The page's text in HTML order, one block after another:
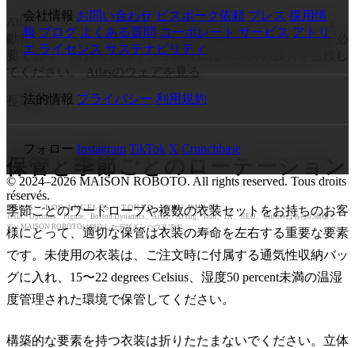
Atlasは、ジャンプや急激な方向転換を含むダイナミックな
動作を行います。衣装には補強された取り付けポイントが必
要であり、高負荷のセッション後には留め具の疲労を点検し
てください。
Atlasのウェアを見る
長期保存
保管と季節ごとのローテーション
季節ごとのワードローブや複数の衣装セットをお持ちのお客
様にとって、適切な保管は衣装の寿命を左右する重要な要素
です。未使用の衣装は、ご注文時に付属する通気性収納バッ
グに入れ、15〜22 degrees Celsius、湿度50 percent未満の温湿
度管理された環境で保管してください。
構築的な要素を持つ衣装は折りたたまないでください。立体
会社情報 お問い合わせ ビスポーク依頼 プレス 採用情
報 ブログ よくある質問 コーポレート サービス アトリ
エ ライセンス サステナビリティ
法的情報 プライバシー 利用規約
フォロー Instagram TikTok X Crunchbase
© 2024–2026 MAISON ROBOTO. All rights reserved. Tous droits
réservés.
PARIS · LOS ANGELES · TOKYO · ABU DHABI
Tesla、Optimus、Figure、Boston Dynamics、Atlas、XPeng、Iron、1X、NEO、Unitreeは各社の商標で
す。MAISON ROBOTOは独立したデザインハウスです。